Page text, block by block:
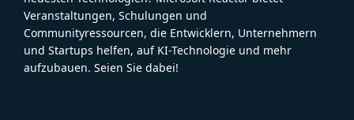
Veranstaltungen, Schulungen und
Communityressourcen, die Entwicklern, Unternehmern
und Startups helfen, auf KI-Technologie und mehr
aufzubauen. Seien Sie dabei!